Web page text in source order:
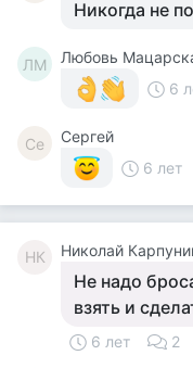
Никогда не
ЛМ
Любовь
6
Се
Сергей
6 лет
НК Николай
Не надо
взять и
6 лет 2